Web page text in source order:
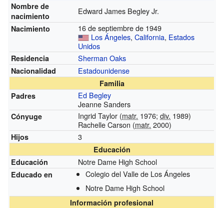
Nombre de
nacimiento
Edward James Begley Jr.
Nacimiento
16 de septiembre de 1949
Los Ángeles,California, Estados
Unidos
Residencia Sherman Oaks
Nacionalidad Estadounidense
Familia
Padres
Ed Begley
Jeanne Sanders
Cónyuge Ingrid Taylor (matr. 1976;div. 1989)
Rachelle Carson (matr. 2000)
Hijos 3
Educación
Educación
Notre Dame High School
Educado en
Colegio del Valle de Los Ángeles
Notre Dame High School
Información profesional